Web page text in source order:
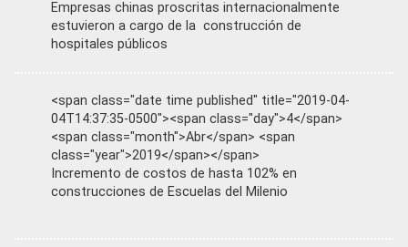
Empresas chinas proscritas internacionalmente
estuvieron a cargo de la construcción de
hospitales públicos
<span class="date time published" title="2019-04-
04T14:37:35-0500"><span class="day">4</span>
<span class="month">Abr</span> <span
class="year">2019</span></span>
Incremento de costos de hasta 102% en
construcciones de Escuelas del Milenio